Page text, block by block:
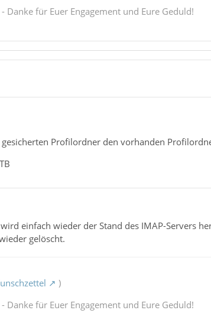
- Danke für Euer Engagement und Eure Geduld!
Profilordner den vorhanden
einfach wieder der Stand des IMAP-Servers
gelöscht.
)
- Danke für Euer Engagement und Eure Geduld!